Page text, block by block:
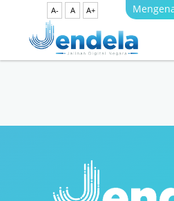
A- A A+
Search